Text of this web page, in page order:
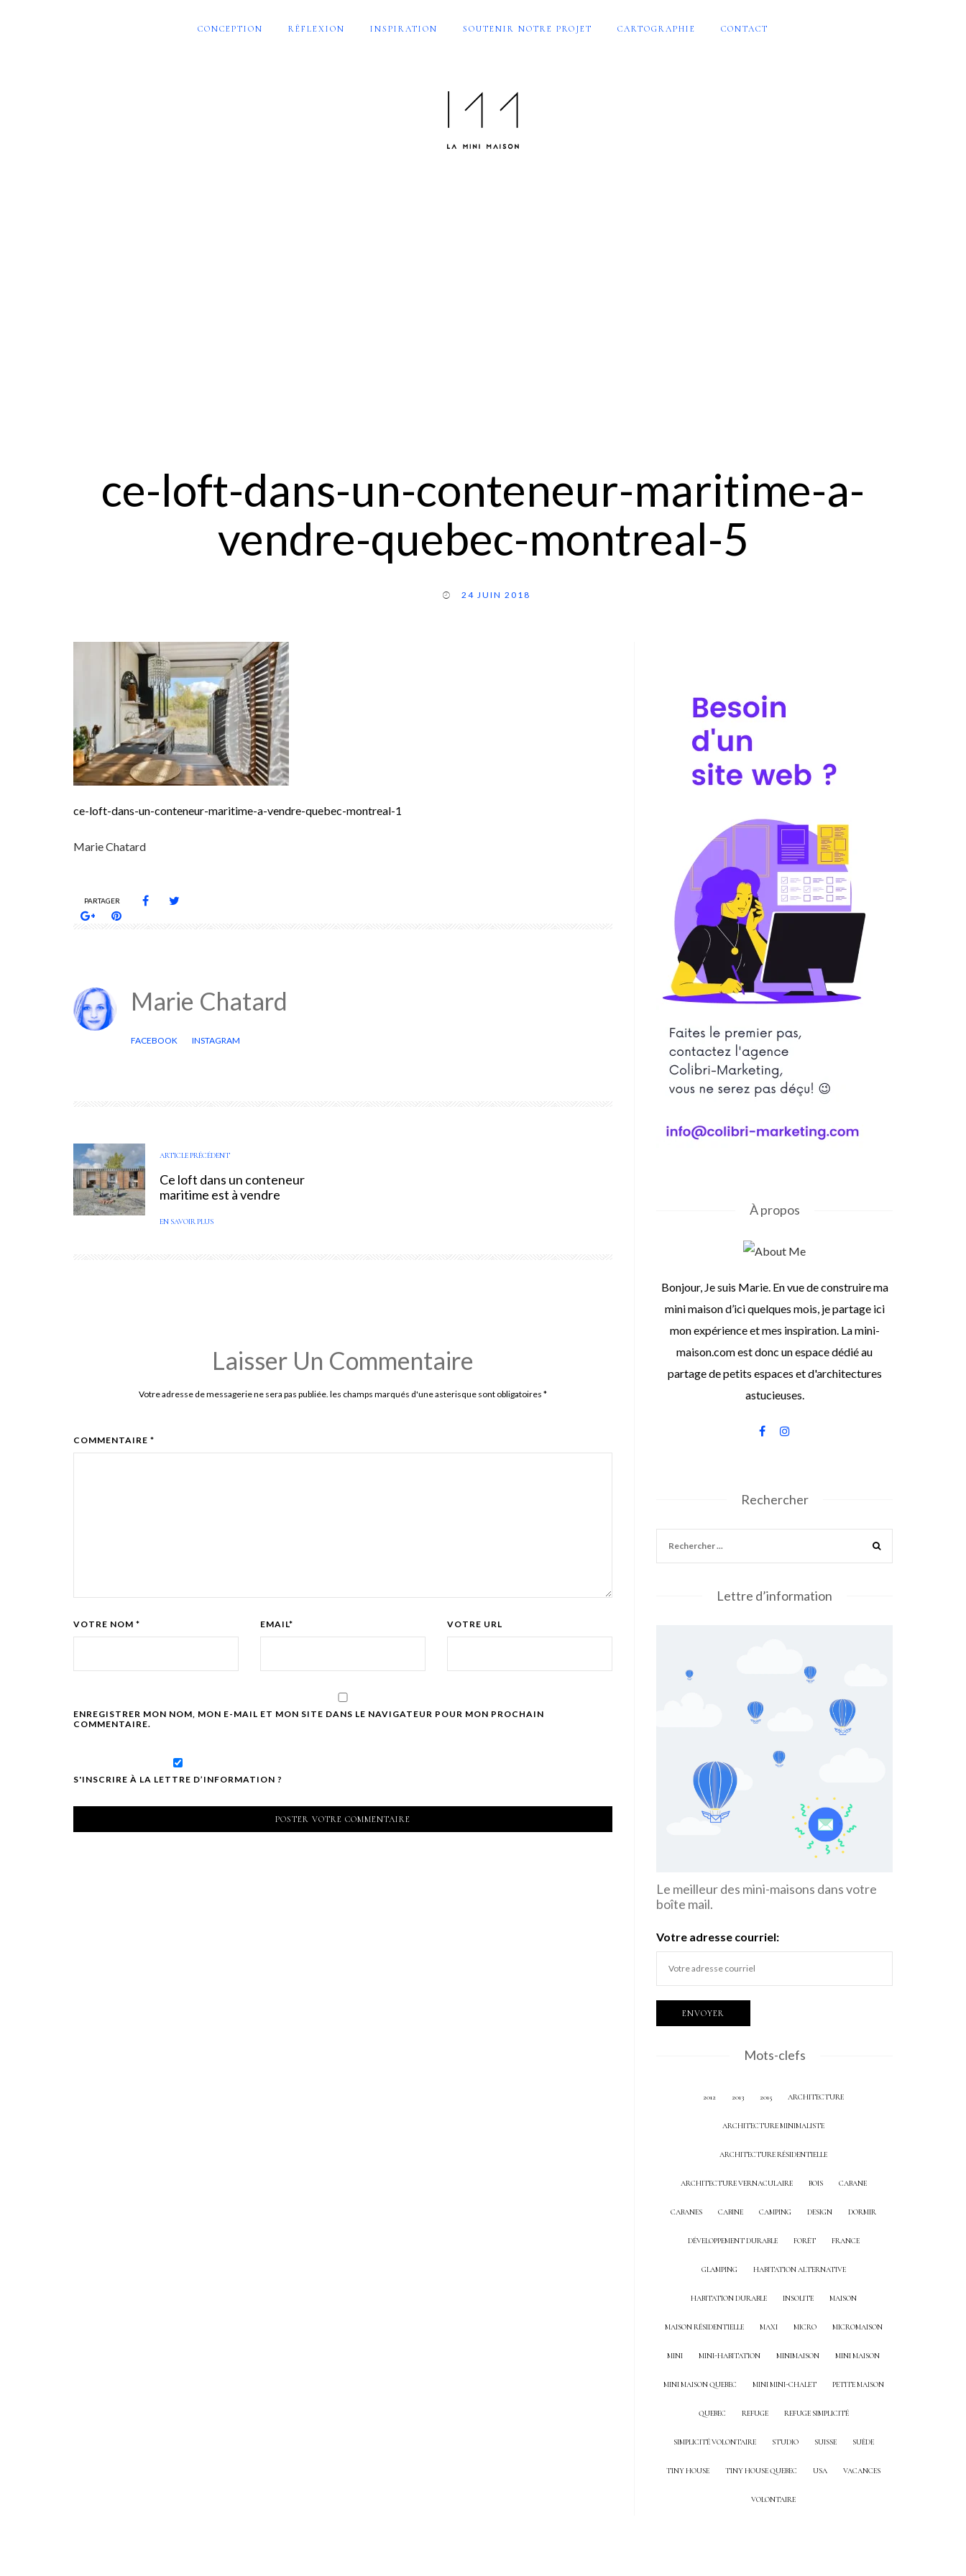
CONCEPTION RÉFLEXION INSPIRATION SOUTENIR NOTRE PROJET CARTOGRAPHIE CONTACT
ce-loft-dans-un-conteneur-maritime-a-
vendre-quebec-montreal-5
24 JUIN 2018
ce-loft-dans-un-conteneur-maritime-a-vendre-quebec-montreal-1
Marie Chatard
PARTAGER
Marie Chatard
FACEBOOK INSTAGRAM
ARTICLE PRÉCÉDENT
Ce loft dans un conteneur
maritime est à vendre
EN SAVOIR PLUS
Laisser Un Commentaire
Votre adresse de messagerie ne sera pas publiée. les champs marqués d'une asterisque sont obligatoires *
COMMENTAIRE *
VOTRE NOM * EMAIL* VOTRE URL
ENREGISTRER MON NOM, MON E-MAIL ET MON SITE DANS LE NAVIGATEUR POUR MON PROCHAIN
COMMENTAIRE.
S'INSCRIRE À LA LETTRE D’INFORMATION ?
À propos
Bonjour, Je suis Marie. En vue de construire ma
mini maison d’ici quelques mois, je partage ici
mon expérience et mes inspiration. La mini-
maison.com est donc un espace dédié au
partage de petits espaces et d'architectures
astucieuses.
Rechercher
Lettre d’information
Le meilleur des mini-maisons dans votre
boîte mail.
Votre adresse courriel:
Mots-clefs
2012 2013 2015 ARCHITECTURE
ARCHITECTURE MINIMALISTE
ARCHITECTURE RÉSIDENTIELLE
ARCHITECTURE VERNACULAIRE BOIS CABANE
CABANES CABINE CAMPING DESIGN DORMIR
DÉVELOPPEMENT DURABLE FORÊT FRANCE
GLAMPING HABITATION ALTERNATIVE
HABITATION DURABLE INSOLITE MAISON
MAISON RÉSIDENTIELLE MAXI MICRO MICROMAISON
MINI MINI-HABITATION MINIMAISON MINI MAISON
MINI MAISON QUEBEC MINI MINI-CHALET PETITE MAISON
QUEBEC REFUGE REFUGE SIMPLICITÉ
SIMPLICITÉ VOLONTAIRE STUDIO SUISSE SUÈDE
TINY HOUSE TINY HOUSE QUEBEC USA VACANCES
VOLONTAIRE